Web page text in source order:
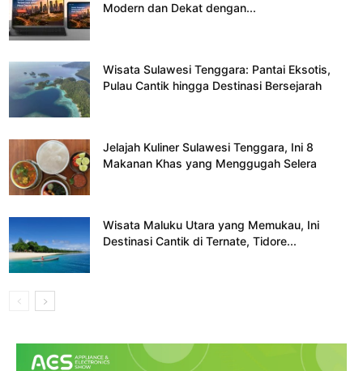
Modern dan Dekat dengan...
Wisata Sulawesi Tenggara: Pantai Eksotis,
Pulau Cantik hingga Destinasi Bersejarah
Jelajah Kuliner Sulawesi Tenggara, Ini 8
Makanan Khas yang Menggugah Selera
Wisata Maluku Utara yang Memukau, Ini
Destinasi Cantik di Ternate, Tidore...